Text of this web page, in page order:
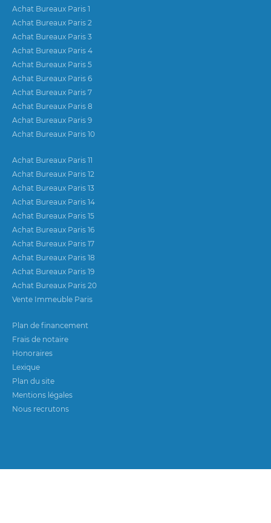
Achat Bureaux Paris 1
Achat Bureaux Paris 2
Achat Bureaux Paris 3
Achat Bureaux Paris 4
Achat Bureaux Paris 5
Achat Bureaux Paris 6
Achat Bureaux Paris 7
Achat Bureaux Paris 8
Achat Bureaux Paris 9
Achat Bureaux Paris 10
Achat Bureaux Paris 11
Achat Bureaux Paris 12
Achat Bureaux Paris 13
Achat Bureaux Paris 14
Achat Bureaux Paris 15
Achat Bureaux Paris 16
Achat Bureaux Paris 17
Achat Bureaux Paris 18
Achat Bureaux Paris 19
Achat Bureaux Paris 20
Vente Immeuble Paris
Plan de financement
Frais de notaire
Honoraires
Lexique
Plan du site
Mentions légales
Nous recrutons